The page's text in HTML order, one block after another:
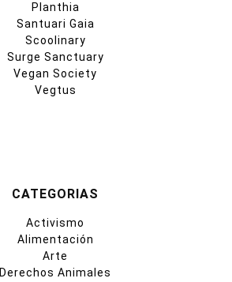
Planthia
Santuari Gaia
Scoolinary
Surge Sanctuary
Vegan Society
Vegtus
CATEGORIAS
Activismo
Alimentación
Arte
Derechos Animales